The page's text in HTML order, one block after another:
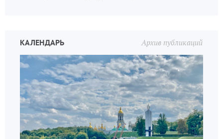
Архив публикаций
КАЛЕНДАРЬ